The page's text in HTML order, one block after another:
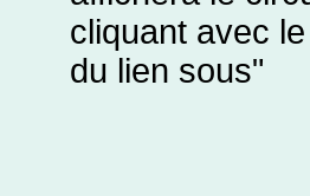
cliquant avec
du lien sous"